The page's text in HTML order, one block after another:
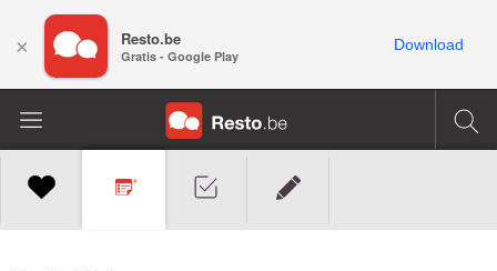
× Resto.be
Gratis - Google Play
Download